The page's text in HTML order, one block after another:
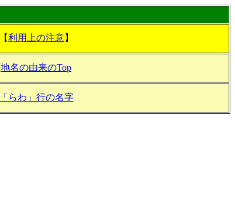
【利用上の注意】
地名の由来のTop
「らわ」行の名字